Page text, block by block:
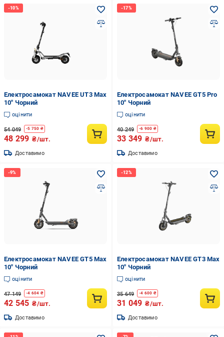
Електросамокат NAVEE UT3 Max
10" Чорний
оцінити
54 049 -5 750 ₴
48 299 ₴/шт.
Доставимо
Електросамокат NAVEE GT5 Pro
10" Чорний
оцінити
40 249 -6 900 ₴
33 349 ₴/шт.
Доставимо
Електросамокат NAVEE GT5 Max
10" Чорний
оцінити
47 149 -4 604 ₴
42 545 ₴/шт.
Доставимо
Електросамокат NAVEE GT3 Max
10" Чорний
оцінити
35 649 -4 600 ₴
31 049 ₴/шт.
Доставимо